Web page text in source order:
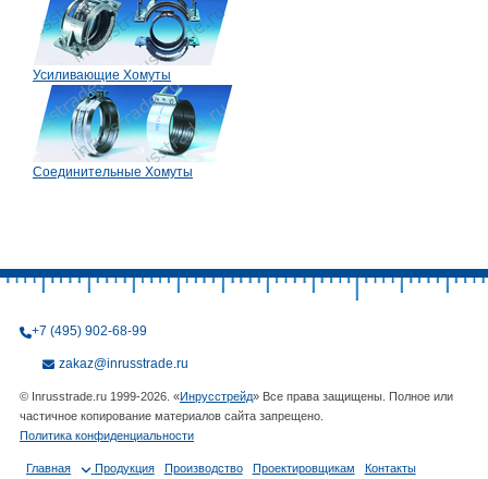
Усиливающие Хомуты
Соединительные Хомуты
+7 (495) 902-68-99
zakaz@inrusstrade.ru
© Inrusstrade.ru 1999-2026. «Инрусстрейд» Все права защищены. Полное или
частичное копирование материалов сайта запрещено.
Политика конфиденциальности
Главная Продукция Производство Проектировщикам Контакты